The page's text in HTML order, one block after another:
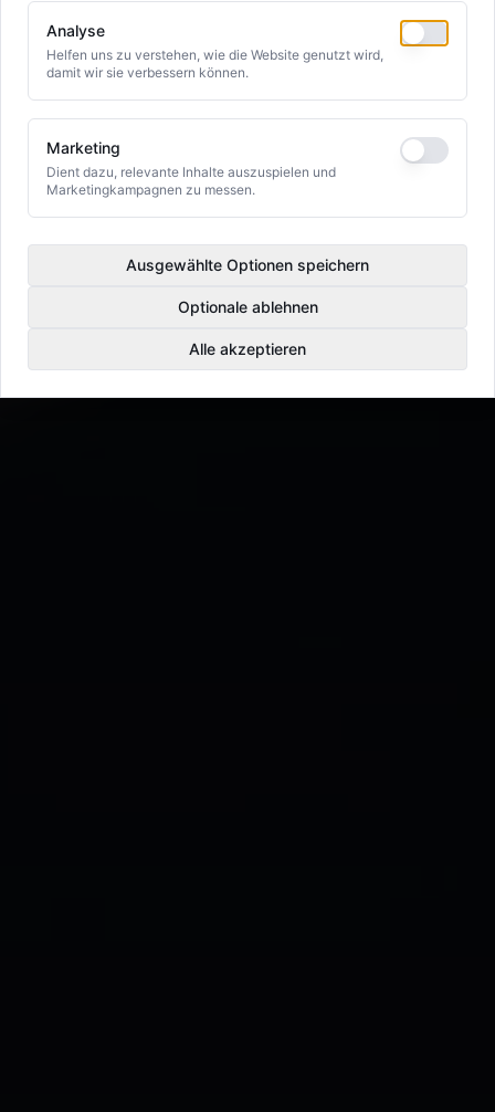
Analyse
Helfen uns zu verstehen, wie die Website genutzt wird,
damit wir sie verbessern können.
Marketing
Dient dazu, relevante Inhalte auszuspielen und
Marketingkampagnen zu messen.
Ausgewählte Optionen speichern
Optionale ablehnen
Alle akzeptieren